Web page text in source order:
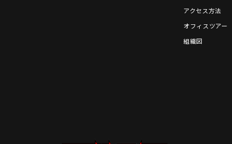
アクセス方法
オフィスツアー
組織図